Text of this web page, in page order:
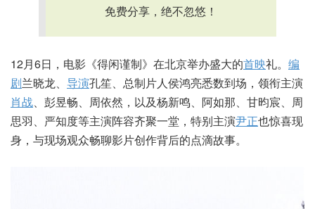
免费分享，绝不忽悠！
12月6日，电影《得闲谨制》在北京举办盛大的首映礼。 编
剧兰晓龙、 导演孔笙、总制片人侯鸿亮悉数到场，领衔主演
肖战、彭昱畅、周依然，以及杨新鸣、阿如那、甘昀宸、周
思羽、严知度等主演阵容齐聚一堂，特别主演尹正也惊喜现
身，与现场观众畅聊影片创作背后的点滴故事。